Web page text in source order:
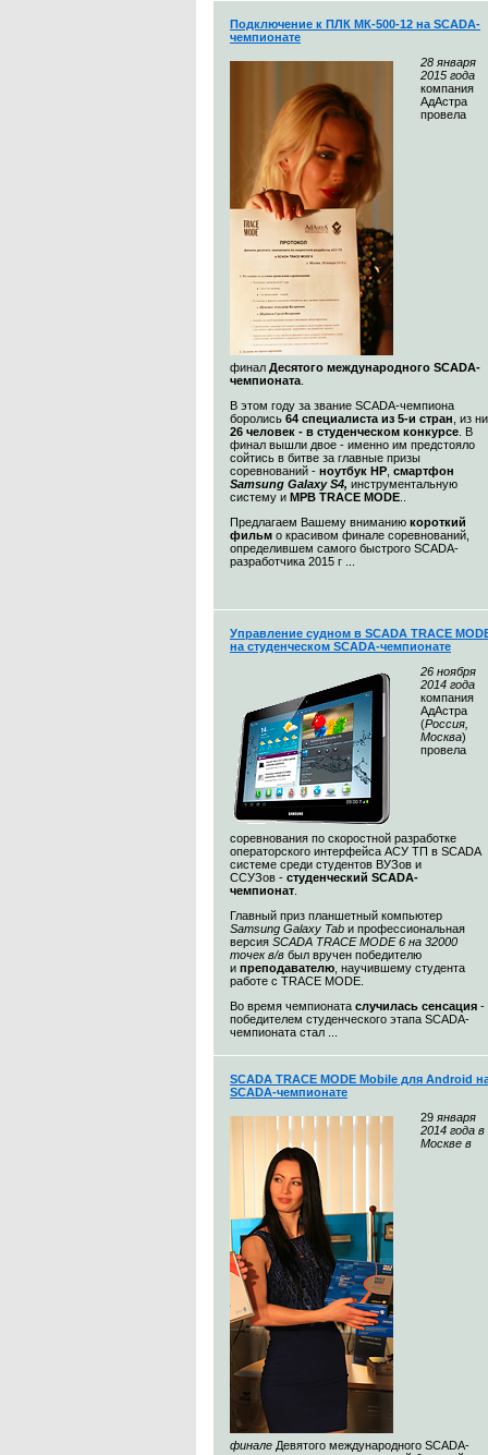
Подключение к ПЛК МК-500-12 на SCADA-
чемпионате
28 января
2015 года
компания
АдАстра
провела
финал Десятого международного SCADA-
чемпионата
В этом году за звание SCADA-чемпиона
боролись 64 специалиста из 5-и стран , из
26 человек - в студенческом конкурсе . В
финал вышли двое - именно им предстояло
сойтись в битве за главные призы
соревнований - ноутбук HP смартфон
Samsung Galaxy S4, инструментальную
систему и МРВ TRACE MODE
Предлагаем Вашему вниманию короткий
фильм о красивом финале соревнований,
определившем самого быстрого SCADA-
разработчика 2015 г ...
Управление судном в SCADA TRACE
на студенческом SCADA-чемпионате
26 ноября
2014 года
компания
АдАстра
(Россия,
Москва)
провела
соревнования по скоростной разработке
операторского интерфейса АСУ ТП в SCADA
системе среди студентов ВУЗов и
ССУЗов - студенческий SCADA-
чемпионат
Главный приз планшетный компьютер
Samsung Galaxy Tab и профессиональная
версия SCADA TRACE MODE 6 на 32000
точек в/в был вручен победителю
и преподавателю , научившему студента
работе с TRACE MODE.
Во время чемпионата случилась сенсация -
победителем студенческого этапа SCADA-
чемпионата стал ...
SCADA TRACE MODE Mobile для Android
SCADA-чемпионате
29 января
2014 года в
Москве в
финале Девятого международного SCADA-